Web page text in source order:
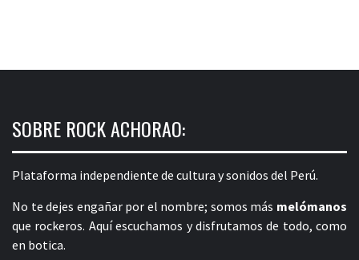
SOBRE ROCK ACHORAO:
Plataforma independiente de cultura y sonidos del Perú.
No te dejes engañar por el nombre; somos más melómanos
que rockeros. Aquí escuchamos y disfrutamos de todo, como
en botica.